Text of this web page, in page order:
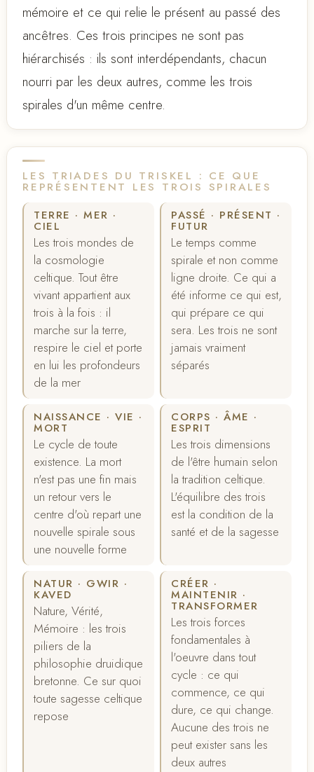
mémoire et ce qui relie le présent au passé des
ancêtres. Ces trois principes ne sont pas
hiérarchisés : ils sont interdépendants, chacun
nourri par les deux autres, comme les trois
spirales d'un même centre.
LES TRIADES DU TRISKEL : CE QUE
REPRÉSENTENT LES TROIS SPIRALES
TERRE · MER ·
CIEL
Les trois mondes de
la cosmologie
celtique. Tout être
vivant appartient aux
trois à la fois : il
marche sur la terre,
respire le ciel et porte
en lui les profondeurs
de la mer
PASSÉ · PRÉSENT ·
FUTUR
Le temps comme
spirale et non comme
ligne droite. Ce qui a
été informe ce qui est,
qui prépare ce qui
sera. Les trois ne sont
jamais vraiment
séparés
NAISSANCE · VIE ·
MORT
Le cycle de toute
existence. La mort
n'est pas une fin mais
un retour vers le
centre d'où repart une
nouvelle spirale sous
une nouvelle forme
CORPS · ÂME ·
ESPRIT
Les trois dimensions
de l'être humain selon
la tradition celtique.
L'équilibre des trois
est la condition de la
santé et de la sagesse
NATUR · GWIR ·
KAVED
Nature, Vérité,
Mémoire : les trois
piliers de la
philosophie druidique
bretonne. Ce sur quoi
toute sagesse celtique
repose
CRÉER ·
MAINTENIR ·
TRANSFORMER
Les trois forces
fondamentales à
l'oeuvre dans tout
cycle : ce qui
commence, ce qui
dure, ce qui change.
Aucune des trois ne
peut exister sans les
deux autres